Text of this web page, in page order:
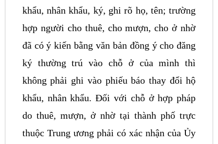
khẩu, nhân khẩu, ký, ghi rõ họ, tên; trường
hợp người cho thuê, cho mượn, cho ở nhờ
đã có ý kiến bằng văn bản đồng ý cho đăng
ký thường trú vào chỗ ở của mình thì
không phải ghi vào phiếu báo thay đổi hộ
khẩu, nhân khẩu. Đối với chỗ ở hợp pháp
do thuê, mượn, ở nhờ tại thành phố trực
thuộc Trung ương phải có xác nhận của Ủy